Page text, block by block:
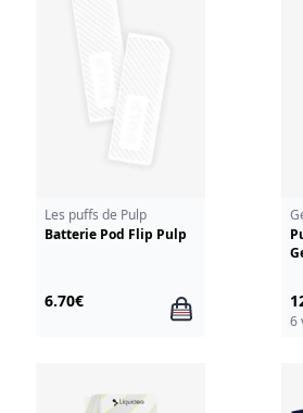
Les puffs de Pulp
Batterie Pod Flip Pulp
6.70€
6